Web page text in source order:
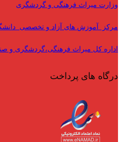
وزارت میراث فرهنگی و گردشگری
مرکز آموزش های آزاد و تخصصی
اداره کل میراث فرهنگی،گردشگری و
درگاه های پرداخت